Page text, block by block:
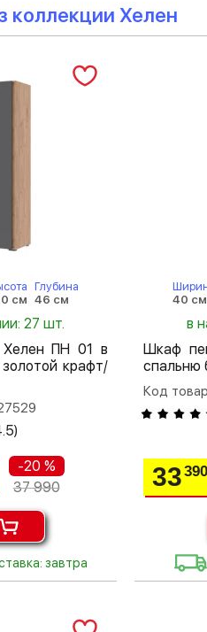
коллекции Хелен
см
Глубина
46 см
27 шт.
ПН 01 в
крафт/
)
-20 %
37 990
завтра
40 см
в
Шкаф
спальню
Код
33390